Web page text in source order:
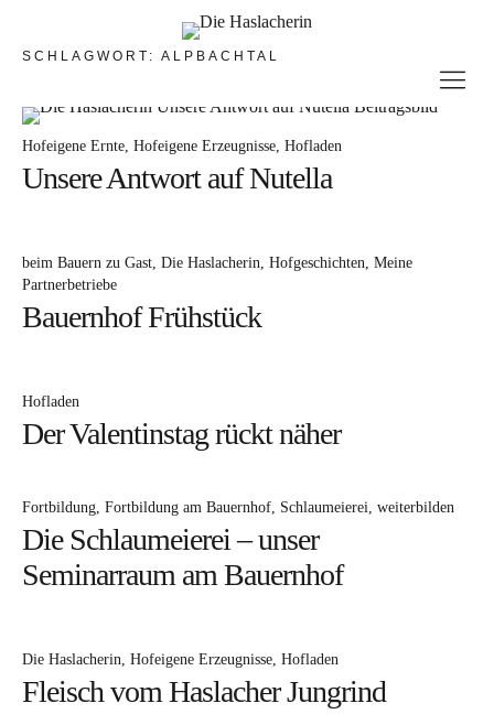
Die Hofgreisslerei –immer freitags
Hofeigene Produkte
Die Schlaumeierei
Seminarraum
Sonstiges
Die Katharina
Kontakt
Oberhaslachhof
Rezepte
SCHLAGWORT: ALPBACHTAL
Hofeigene Ernte Hofeigene Erzeugnisse Hofladen
Unsere Antwort auf Nutella
beim Bauern zu Gast Die Haslacherin Hofgeschichten Meine
Partnerbetriebe
Bauernhof Frühstück
Hofladen
Der Valentinstag rückt näher
Fortbildung Fortbildung am Bauernhof Schlaumeierei weiterbilden
Die Schlaumeierei – unser
Seminarraum am Bauernhof
Die Haslacherin Hofeigene Erzeugnisse Hofladen
Fleisch vom Haslacher Jungrind